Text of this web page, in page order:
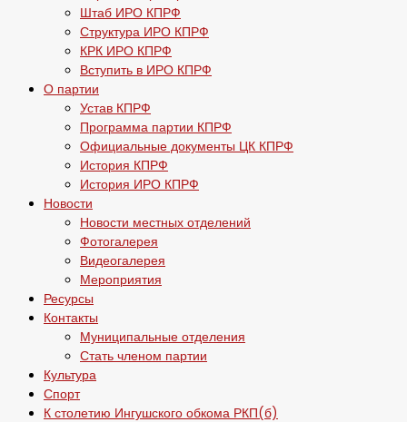
Штаб ИРО КПРФ
Структура ИРО КПРФ
КРК ИРО КПРФ
Вступить в ИРО КПРФ
О партии
Устав КПРФ
Программа партии КПРФ
Официальные документы ЦК КПРФ
История КПРФ
История ИРО КПРФ
Новости
Новости местных отделений
Фотогалерея
Видеогалерея
Мероприятия
Ресурсы
Контакты
Муниципальные отделения
Стать членом партии
Культура
Спорт
К столетию Ингушского обкома РКП(б)